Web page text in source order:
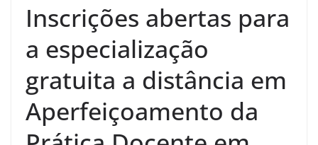
Inscrições abertas para
a especialização
gratuita a distância em
Aperfeiçoamento da